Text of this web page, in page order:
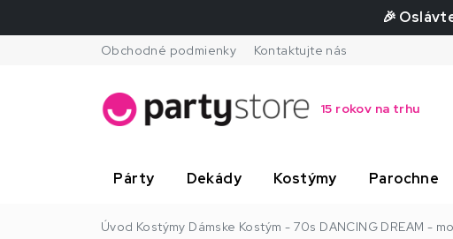
🎉
Obchodné podmienky Kontaktujte nás
15 rokov na trhu
Párty Dekády Kostýmy Parochne
Úvod Kostýmy Dámske Kostým - 70s DANCING DREAM -